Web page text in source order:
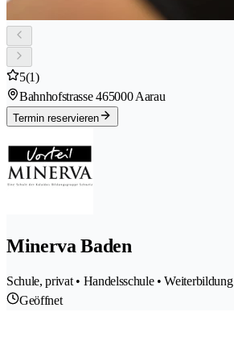
5(1)
Bahnhofstrasse 465000 Aarau
Termin reservieren
Minerva Baden
Schule, privat • Handelsschule • Weiterbildung
Geöffnet